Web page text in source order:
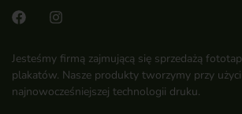
Jesteśmy firmą zajmującą się sprzedażą
plakatów. Nasze produkty tworzymy przy
najnowocześniejszej technologii druku.